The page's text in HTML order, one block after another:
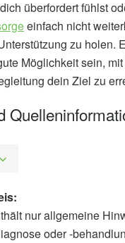
überfordert fühlst
einfach nicht
zu holen.
Möglichkeit sein,
dein Ziel zu
nur allgemeine
oder -